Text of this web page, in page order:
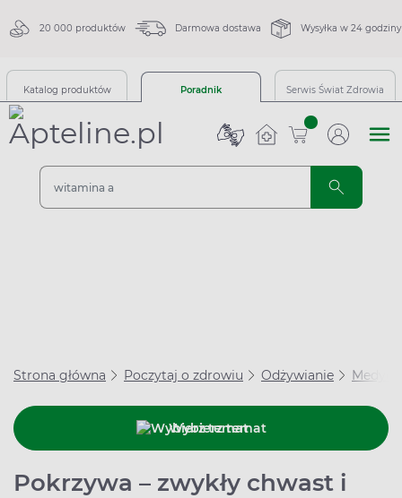
20 000 produktów Darmowa dostawa Wysyłka w 24 godziny
Katalog produktów Poradnik Serwis Świat Zdrowia
sztuk
Strona główna Poczytaj o zdrowiu Odżywianie
Wybierz temat
Pokrzywa – zwykły chwast i